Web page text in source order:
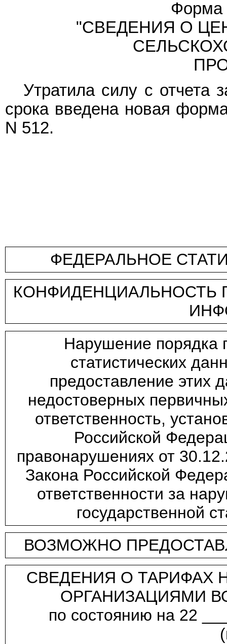
Форма
"СВЕДЕНИЯ О
Утратила силу с отчета
срока введена новая
N 512.
ФЕДЕРАЛЬНОЕ
КОНФИДЕНЦИАЛЬНОСТЬ
Нарушение порядка
статистических
предоставление этих
недостоверных
ответственность,
Российской
правонарушениях от
Закона Российской
ответственности за
государственной
ВОЗМОЖНО
СВЕДЕНИЯ О ТАРИФАХ
ОРГАНИЗАЦИЯМИ
по состоянию на 22